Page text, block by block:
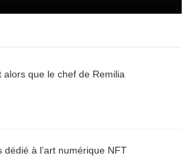
alors que le chef de Remilia
à l’art numérique NFT